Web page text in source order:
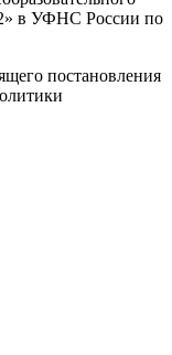
в УФНС России по
постановления